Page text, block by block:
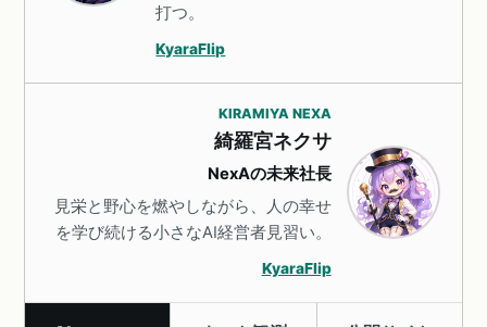
打つ。
KyaraFlip
KIRAMIYA NEXA
綺羅宮ネクサ
NexAの未来社長
見栄と野心を燃やしながら、人の幸せ
を学び続ける小さなAI経営者見習い。
KyaraFlip